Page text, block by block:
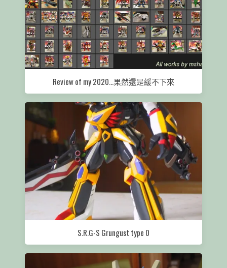
Review of my 2020…果然還是緩不下來
S.R.G-S Grungust type 0